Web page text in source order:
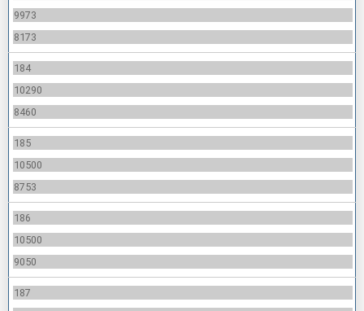
9973
8173
184
10290
8460
185
10500
8753
186
10500
9050
187